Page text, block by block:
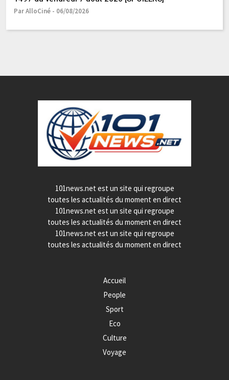
Par AlloCiné - 06/08/2026
101news.net est un site qui regroupe
toutes les actualités du moment en direct
101news.net est un site qui regroupe
toutes les actualités du moment en direct
101news.net est un site qui regroupe
toutes les actualités du moment en direct
Accueil
People
Sport
Eco
Culture
Voyage